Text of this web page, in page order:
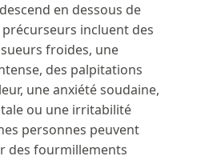
en dessous de
précurseurs incluent des
froides, une
des palpitations
une anxiété soudaine,
ou une irritabilité
personnes peuvent
des fourmillements